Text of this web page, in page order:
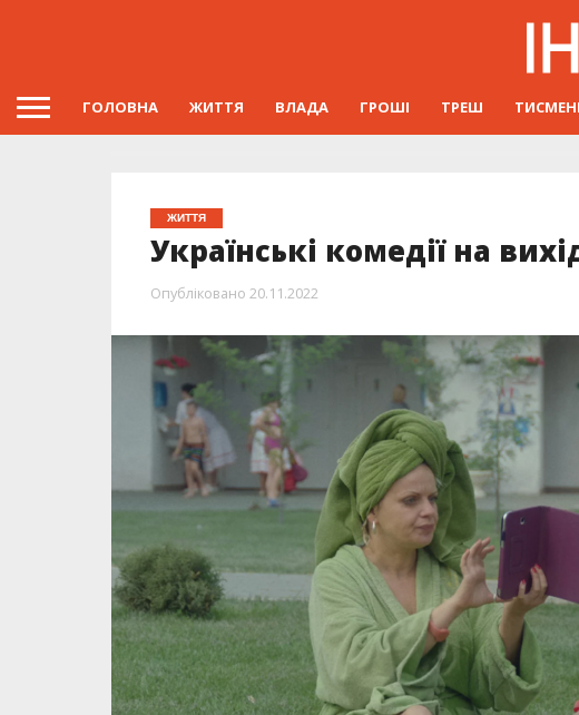
ГОЛОВНА ЖИТТЯ ВЛАДА ГРОШІ ТРЕШ
ЖИТТЯ
Українські комедії на
Опубліковано 20.11.2022